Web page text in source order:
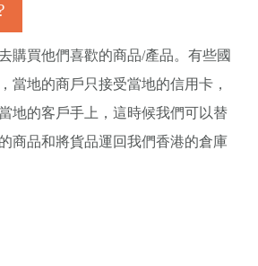
購買他們喜歡的商品/產品。有些國
當地的商戶只接受當地的信用卡，
地的客戶手上，這時候我們可以替
商品和將貨品運回我們香港的倉庫